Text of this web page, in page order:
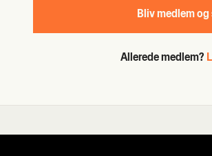
Bliv med­lem og
Allerede medlem?